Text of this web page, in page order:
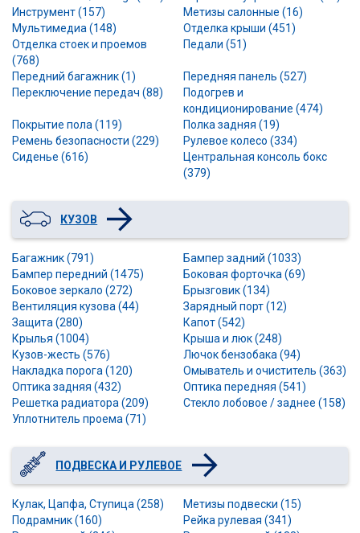
Инструмент (157)
Метизы салонные (16)
Мультимедиа (148)
Отделка крыши (451)
Отделка стоек и проемов
(768)
Педали (51)
Передний багажник (1)
Передняя панель (527)
Переключение передач (88)
Подогрев и
кондиционирование (474)
Покрытие пола (119)
Полка задняя (19)
Ремень безопасности (229)
Рулевое колесо (334)
Сиденье (616)
Центральная консоль бокс
(379)
КУЗОВ
Багажник (791)
Бампер задний (1033)
Бампер передний (1475)
Боковая форточка (69)
Боковое зеркало (272)
Брызговик (134)
Вентиляция кузова (44)
Зарядный порт (12)
Защита (280)
Капот (542)
Крылья (1004)
Крыша и люк (248)
Кузов-жесть (576)
Лючок бензобака (94)
Накладка порога (120)
Омыватель и очиститель (363)
Оптика задняя (432)
Оптика передняя (541)
Решетка радиатора (209)
Стекло лобовое / заднее (158)
Уплотнитель проема (71)
ПОДВЕСКА И РУЛЕВОЕ
Кулак, Цапфа, Ступица (258)
Метизы подвески (15)
Подрамник (160)
Рейка рулевая (341)